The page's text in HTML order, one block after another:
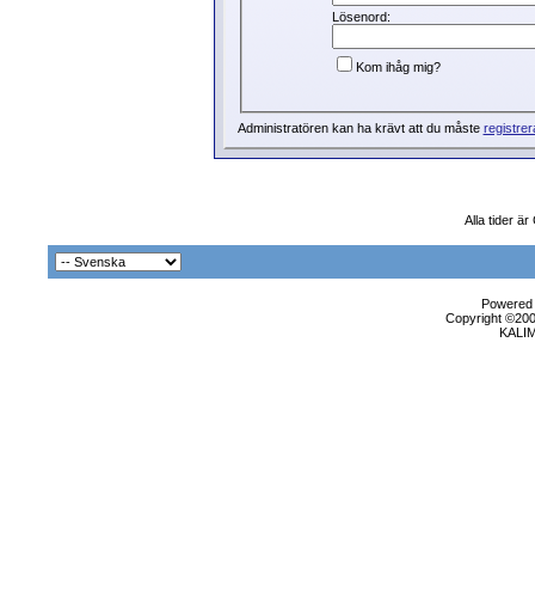
Lösenord:
Kom ihåg mig?
Administratören kan ha krävt att du måste
Alla tider är
Copyright